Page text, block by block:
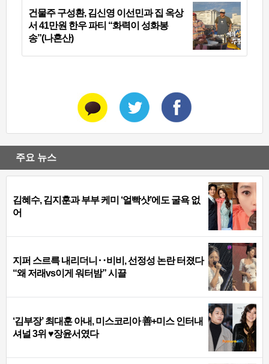
건물주 구성환, 김신영 이선민과 집 옥상
서 41만원 한우 파티 “화력이 성화봉
송”(나혼산)
주요 뉴스
김혜수, 김지훈과 부부 케미 ‘얼빡샷’에도 굴욕 없
어
지퍼 스르륵 내리더니‥비비, 선정성 논란 터졌다
“왜 저래vs이게 워터밤” 시끌
‘김부장’ 최대훈 아내, 미스코리아 善+미스 인터내
셔널 3위 ♥장윤서였다